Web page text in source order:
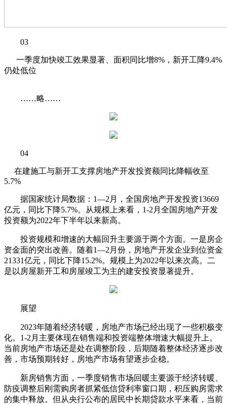
03
一季度加快竣工效果显著、面积同比增8%，新开工降9.4%
仍处低位
……略……
04
在建施工与新开工支撑房地产开发投资额同比降幅收至
5.7%
据国家统计局数据：1—2月，全国房地产开发投资13669
亿元，同比下降5.7%。从规模上来看，1-2月全国房地产开发
投资额为2022年下半年以来新高。
投资规模和增速的大幅回升主要源于两个方面。一是房企
资金面的突出改善。随着1—2月份，房地产开发企业到位资金
21331亿元，同比下降15.2%。规模上为2022年以来次高。二
是以房屋新开工和房屋竣工为主的建安投资显著提升。
展望
2023年随着经济转暖，房地产市场已经出现了一些积极变
化。1-2月主要体现在销售端和投资端整体增速大幅提升上。
当前房地产市场还是处在调整阶段，后期随着整体经济逐步改
善，市场预期转好，房地产市场有望逐步企稳。
新房销售方面，一季度销售市场回暖主要源于经济转暖、
防疫调整后刚需购房者抓紧低信贷利率窗口期，积压购房需求
的集中释放。但从央行公布的居民中长期贷款水平来看，当前